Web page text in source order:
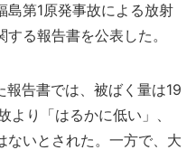
島第1原発事故による放射
る報告書を公表した。
告書では、被ばく量は19
り「はるかに低い」、
ないとされた。一方で、大